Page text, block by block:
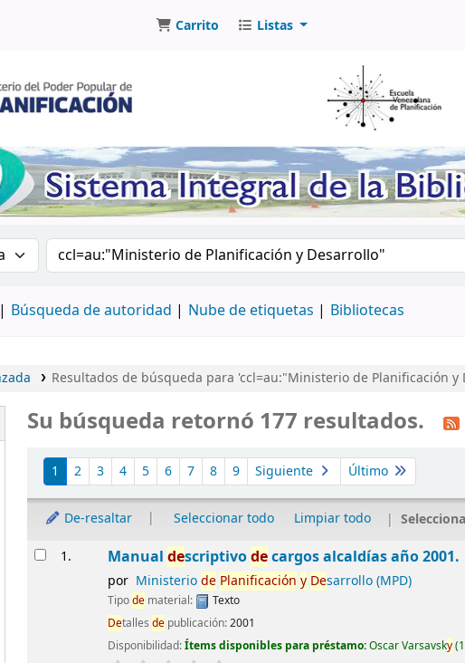
Carrito Listas
por:Buscar en el catálogo por palabra clave
Búsqueda de autoridad Nube de etiquetas Bibliotecas
Resultados de búsqueda para 'ccl=au:"Ministerio de Planificación
Su búsqueda retornó 177 resultados.
Ordenar
1 2 3 4 5 6 7 8 9 Siguiente Último
De-resaltar Seleccionar todo Limpiar todo
Resultados
1. Manualdescriptivodecargos alcaldías año 2001.
por Ministeriode Planificación y Desarrollo (MPD)
Tipode material:
Texto
Detallesde publicación:2001
Disponibilidad:Ítems disponibles para préstamo:Oscar Varsavsky